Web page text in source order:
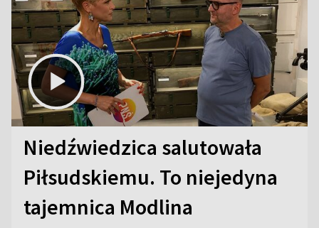
Niedźwiedzica salutowała
Piłsudskiemu. To niejedyna
tajemnica Modlina